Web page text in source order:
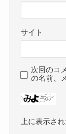
サイト
次回のコ
の名前、
上に表示さ